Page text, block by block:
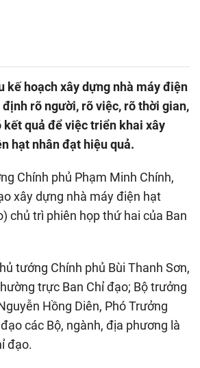
kế hoạch xây dựng nhà máy điện
rõ người, rõ việc, rõ thời gian,
kết quả để việc triển khai xây
hạt nhân đạt hiệu quả.
Chính phủ Phạm Minh Chính,
xây dựng nhà máy điện hạt
chủ trì phiên họp thứ hai của Ban
tướng Chính phủ Bùi Thanh Sơn,
trực Ban Chỉ đạo; Bộ trưởng
Hồng Diên, Phó Trưởng
các Bộ, ngành, địa phương là
đạo.